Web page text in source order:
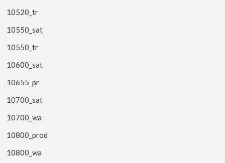
10520_tr
10550_sat
10550_tr
10600_sat
10655_pr
10700_sat
10700_wa
10800_prod
10800_wa